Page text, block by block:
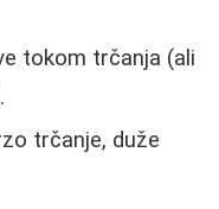
tokom trčanja (ali
trčanje, duže